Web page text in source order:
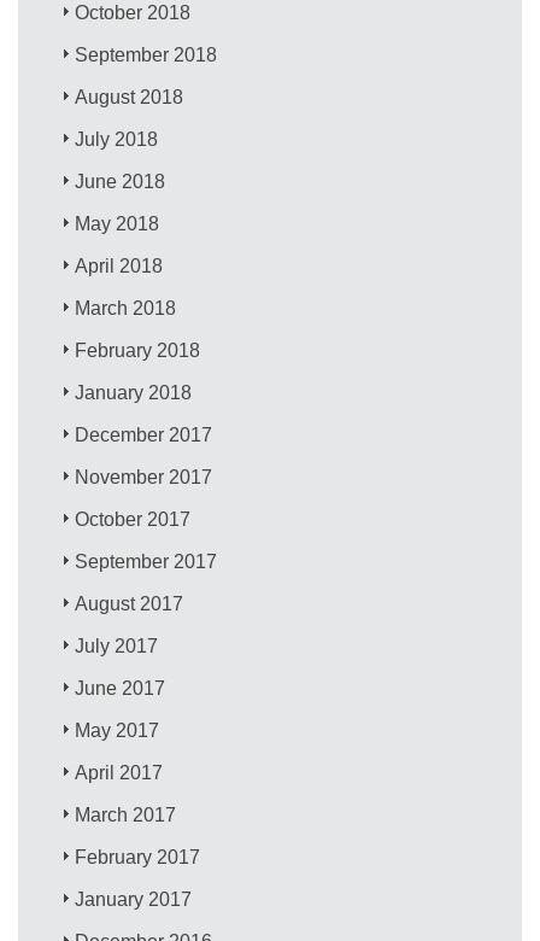
October 2018
September 2018
August 2018
July 2018
June 2018
May 2018
April 2018
March 2018
February 2018
January 2018
December 2017
November 2017
October 2017
September 2017
August 2017
July 2017
June 2017
May 2017
April 2017
March 2017
February 2017
January 2017